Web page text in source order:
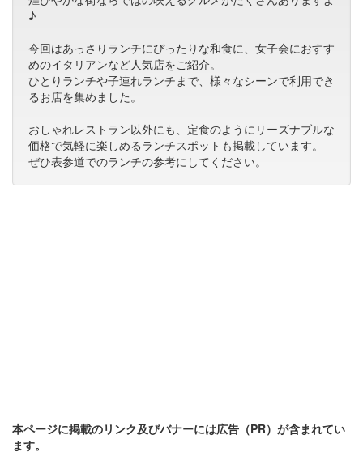
♪
今回はあっさりランチにぴったりな和食に、女子会におすす
めのイタリアンなど人気店をご紹介。
ひとりランチや子連れランチまで、様々なシーンで利用でき
るお店を集めました。
おしゃれレストラン以外にも、定食のようにリーズナブルな
価格で気軽に楽しめるランチスポットも掲載しています。
ぜひ表参道でのランチの参考にしてください。
本ページに掲載のリンク及びバナーには広告（PR）が含まれてい
ます。